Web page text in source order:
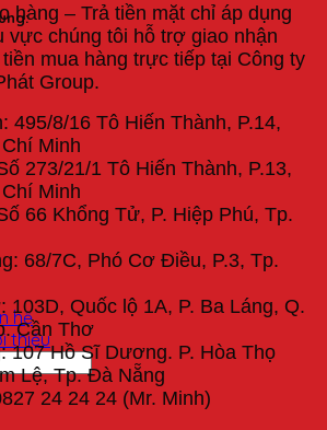
hệ
thiệu
hàng – Trả tiền mặt chỉ áp dụng
vực chúng tôi hỗ trợ giao nhận
mua hàng trực tiếp tại Công ty
Group.
495/8/16 Tô Hiến Thành, P.14,
Minh
273/21/1 Tô Hiến Thành, P.13,
Minh
66 Khổng Tử, P. Hiệp Phú, Tp.
68/7C, Phó Cơ Điều, P.3, Tp.
103D, Quốc lộ 1A, P. Ba Láng, Q.
Cần Thơ
107 Hồ Sĩ Dương. P. Hòa Thọ
Lệ, Tp. Đà Nẵng
24 24 24 (Mr. Minh)